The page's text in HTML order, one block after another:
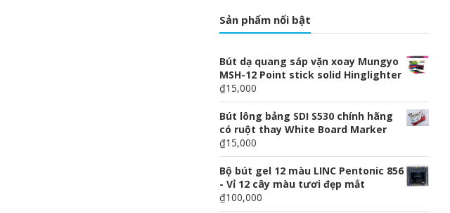
Sản phẩm nổi bật
Bút dạ quang sáp vặn xoay Mungyo
MSH-12 Point stick solid Hinglighter
₫15,000
Bút lông bảng SDI S530 chính hãng
có ruột thay White Board Marker
₫15,000
Bộ bút gel 12 màu LINC Pentonic 856
- Vỉ 12 cây màu tươi đẹp mắt
₫100,000